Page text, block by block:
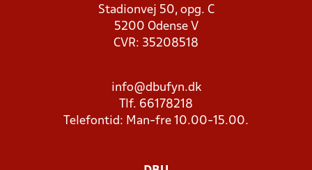
Stadionvej 50, opg. C
5200 Odense V
CVR: 35208518
info@dbufyn.dk
Tlf. 66178218
Telefontid: Man-fre 10.00-15.00.